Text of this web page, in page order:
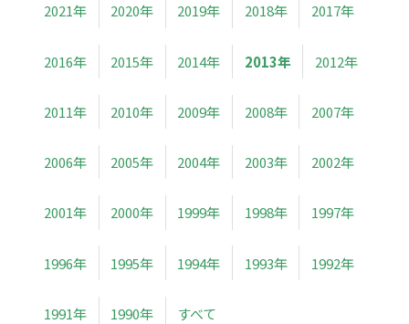
2021年 2020年 2019年 2018年 2017年
2016年 2015年 2014年 2013年 2012年
2011年 2010年 2009年 2008年 2007年
2006年 2005年 2004年 2003年 2002年
2001年 2000年 1999年 1998年 1997年
1996年 1995年 1994年 1993年 1992年
1991年 1990年 すべて